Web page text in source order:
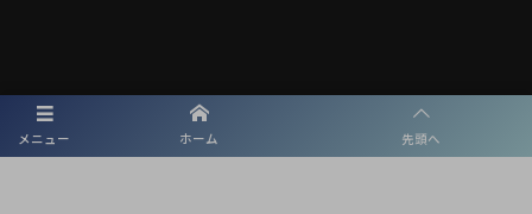
メニュー ホーム 先頭へ